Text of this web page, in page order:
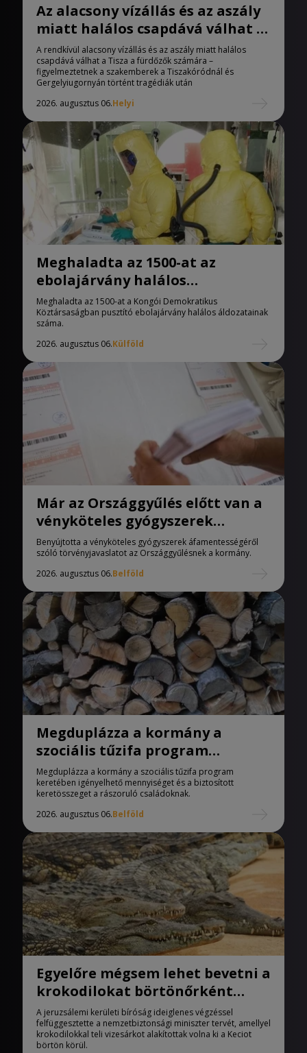
Az alacsony vízállás és az aszály
miatt halálos csapdává válhat a
Tisza
A rendkívül alacsony vízállás és az aszály miatt halálos
csapdává válhat a Tisza a fürdőzők számára –
figyelmeztetnek a szakemberek a Tiszakóródnál és
Gergelyiugornyán történt tragédiák után
2026. augusztus 06.Helyi
Meghaladta az 1500-at az
ebolajárvány halálos
áldozatainak száma
Meghaladta az 1500-at a Kongói Demokratikus
Köztársaságban pusztító ebolajárvány halálos áldozatainak
száma.
2026. augusztus 06.Külföld
Már az Országgyűlés előtt van a
vényköteles gyógyszerek
áfamentességéről szóló
törvényjavaslat
Benyújtotta a vényköteles gyógyszerek áfamentességéről
szóló törvényjavaslatot az Országgyűlésnek a kormány.
2026. augusztus 06.Belföld
Megduplázza a kormány a
szociális tűzifa program
keretében igényelhető
mennyiséget
Megduplázza a kormány a szociális tűzifa program
keretében igényelhető mennyiséget és a biztosított
keretösszeget a rászoruló családoknak.
2026. augusztus 06.Belföld
Egyelőre mégsem lehet bevetni a
krokodilokat börtönőrként
Izraelben
A jeruzsálemi kerületi bíróság ideiglenes végzéssel
felfüggesztette a nemzetbiztonsági miniszter tervét, amellyel
krokodilokkal teli vizesárkot alakítottak volna ki a Keciot
börtön körül.